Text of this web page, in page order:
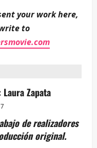
your work here,
to
Zapata
de realizadores
original.